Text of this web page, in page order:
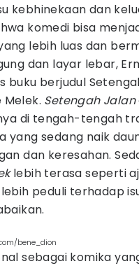
kebhinekaan dan
komedi bisa
lebih luas dan
dan layar lebar,
buku berjudul
Melek. Setengah Jalan
di tengah-tengah
yang sedang naik
dan keresahan.
lebih terasa seperti
peduli terhadap
bene_dion
sebagai komika